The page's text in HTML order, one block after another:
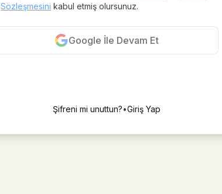
Sözleşmesini kabul etmiş olursunuz.
Google İle Devam Et
Şifreni mi unuttun?•Giriş Yap